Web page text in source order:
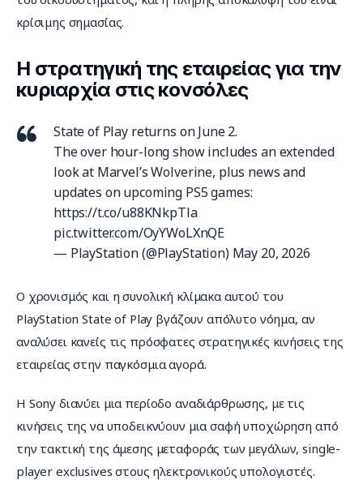
κρίσιμης σημασίας.
Η στρατηγική της εταιρείας για την
κυριαρχία στις κονσόλες
State of Play returns on June 2.
The over hour-long show includes an extended
look at Marvel’s Wolverine, plus news and
updates on upcoming PS5 games:
https://t.co/u88KNkpTla
pic.twitter.com/OyYWoLXnQE
— PlayStation (@PlayStation) May 20, 2026
Ο χρονισμός και η συνολική κλίμακα αυτού του
PlayStation State of Play βγάζουν απόλυτο νόημα, αν
αναλύσει κανείς τις πρόσφατες στρατηγικές κινήσεις της
εταιρείας στην παγκόσμια αγορά.
Η Sony διανύει μια περίοδο αναδιάρθρωσης, με τις
κινήσεις της να υποδεικνύουν μια σαφή υποχώρηση από
την τακτική της άμεσης μεταφοράς των μεγάλων, single-
player exclusives στους ηλεκτρονικούς υπολογιστές.